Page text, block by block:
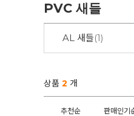
PVC 새들
AL 새들(1)
상품 2 개
추천순 판매인기